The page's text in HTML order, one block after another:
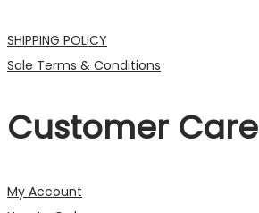
SHIPPING POLICY
Sale Terms & Conditions
Customer Care
My Account